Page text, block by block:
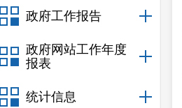
政府工作报告
政府网站工作年度
报表
统计信息